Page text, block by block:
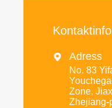
 Adress
No. 83
Zone,
Zhejiang-